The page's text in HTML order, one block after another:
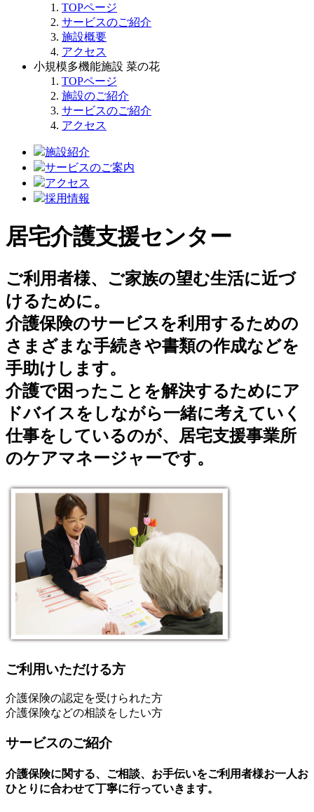
TOPページ
サービスのご紹介
施設概要
アクセス
小規模多機能施設 菜の花
TOPページ
施設のご紹介
サービスのご紹介
アクセス
施設紹介
サービスのご案内
アクセス
採用情報
居宅介護支援センター
ご利用者様、ご家族の望む生活に近づ
けるために。
介護保険のサービスを利用するための
さまざまな手続きや書類の作成などを
手助けします。
介護で困ったことを解決するためにア
ドバイスをしながら一緒に考えていく
仕事をしているのが、居宅支援事業所
のケアマネージャーです。
ご利用いただける方
介護保険の認定を受けられた方
介護保険などの相談をしたい方
サービスのご紹介
介護保険に関する、ご相談、お手伝いをご利用者様お一人お
ひとりに合わせて丁寧に行っていきます。